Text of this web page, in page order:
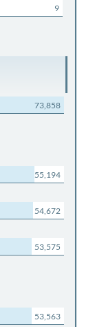
9
73,858
55,194
54,672
53,575
53,563